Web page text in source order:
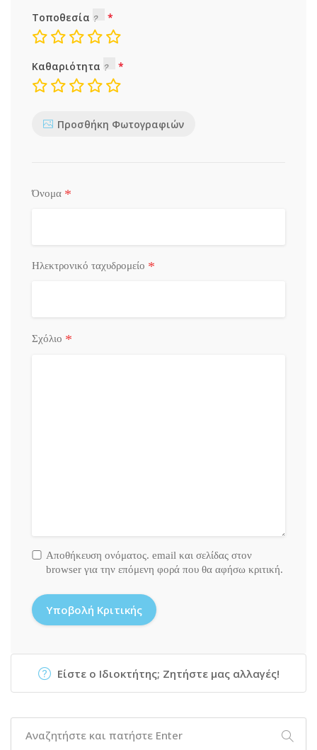
Τοποθεσία
Καθαριότητα
Προσθήκη Φωτογραφιών
Όνομα *
Ηλεκτρονικό ταχυδρομείο *
Σχόλιο *
Αποθήκευση ονόματος. email και σελίδας στον
browser για την επόμενη φορά που θα αφήσω κριτική.
Είστε ο Ιδιοκτήτης; Ζητήστε μας αλλαγές!